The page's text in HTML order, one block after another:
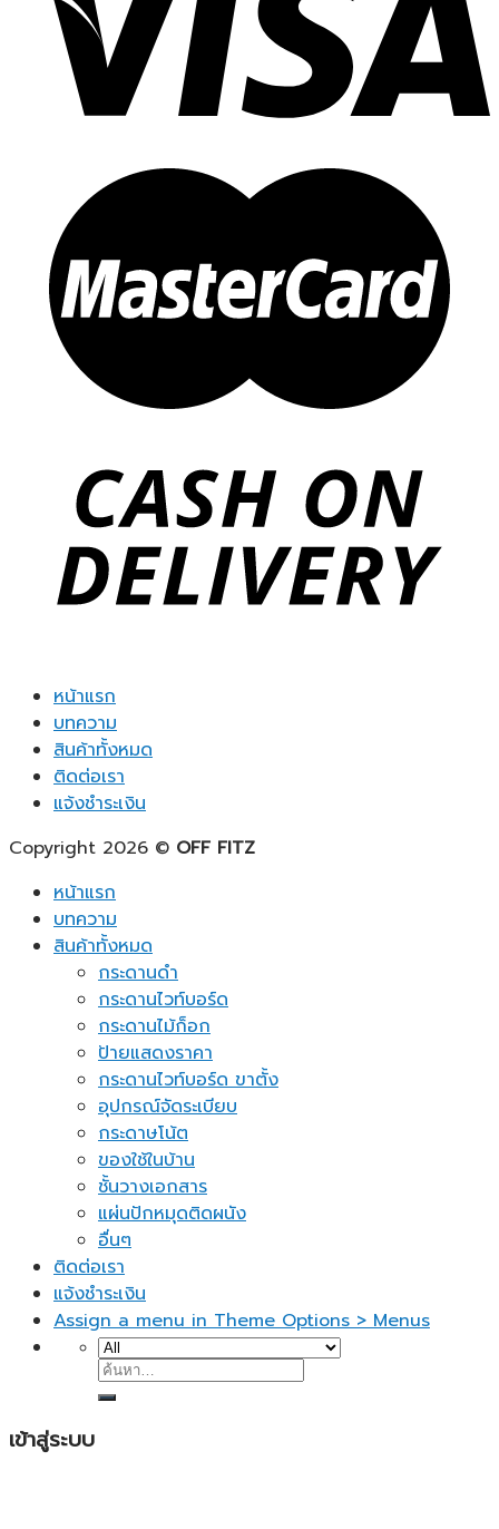
หน้าแรก
บทความ
สินค้าทั้งหมด
ติดต่อเรา
แจ้งชำระเงิน
Copyright 2026 © OFF FITZ
หน้าแรก
บทความ
สินค้าทั้งหมด
กระดานดำ
กระดานไวท์บอร์ด
กระดานไม้ก็อก
ป้ายแสดงราคา
กระดานไวท์บอร์ด ขาตั้ง
อุปกรณ์จัดระเบียบ
กระดาษโน้ต
ของใช้ในบ้าน
ชั้นวางเอกสาร
แผ่นปักหมุดติดผนัง
อื่นๆ
ติดต่อเรา
แจ้งชำระเงิน
Assign a menu in Theme Options > Menus
ค้นหา:
เข้าสู่ระบบ